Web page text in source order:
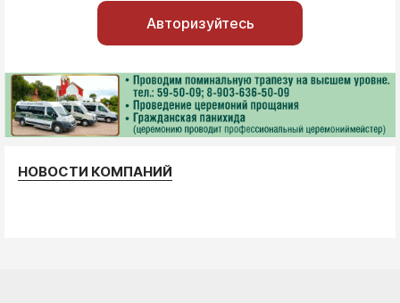
Авторизуйтесь
НОВОСТИ КОМПАНИЙ